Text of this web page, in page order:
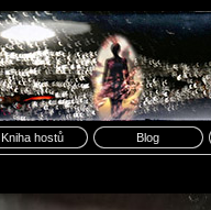
Kniha hostů Blog